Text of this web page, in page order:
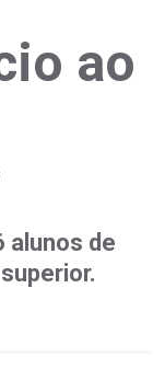
ao
alunos de